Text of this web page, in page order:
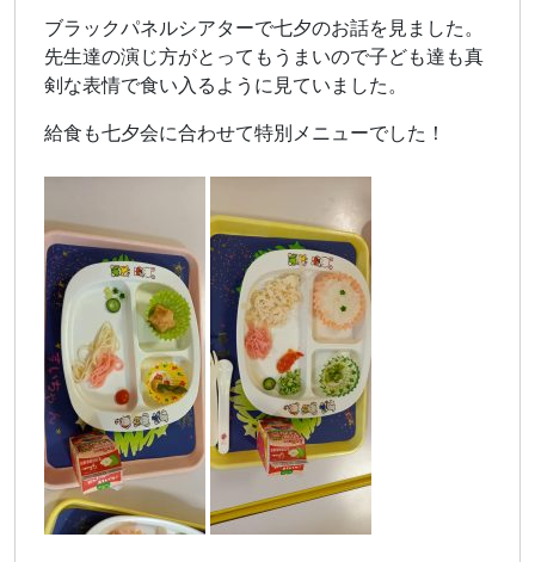
ブラックパネルシアターで七夕のお話を見ました。
先生達の演じ方がとってもうまいので子ども達も真
剣な表情で食い入るように見ていました。
給食も七夕会に合わせて特別メニューでした！